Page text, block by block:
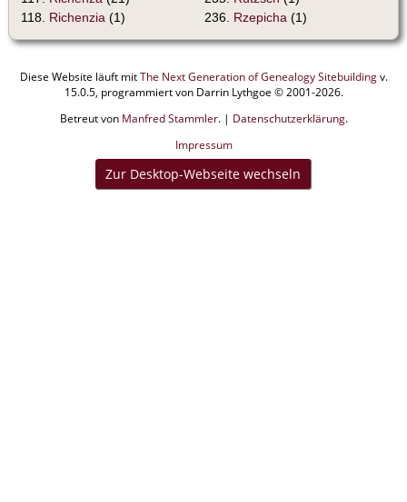
118. Richenzia (1)
236. Rzepicha (1)
Diese Website läuft mitThe Next Generation of Genealogy Sitebuildingv.
15.0.5, programmiert von Darrin Lythgoe © 2001-2026.
Betreut von Manfred Stammler. | Datenschutzerklärung.
Impressum
Zur Desktop-Webseite wechseln